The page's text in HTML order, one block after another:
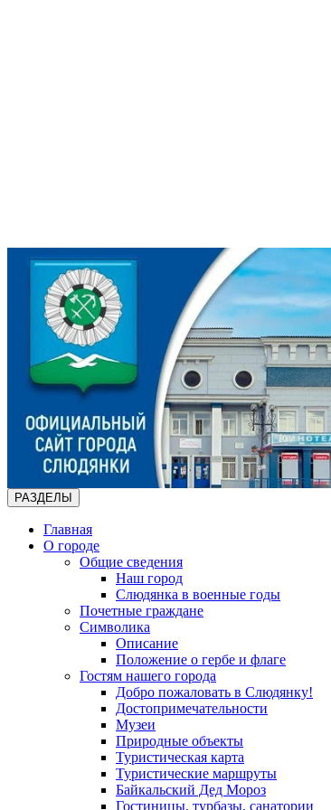
РАЗДЕЛЫ
Главная
О городе
Общие сведения
Наш город
Слюдянка в военные годы
Почетные граждане
Символика
Описание
Положение о гербе и флаге
Гостям нашего города
Добро пожаловать в Слюдянку!
Достопримечательности
Музеи
Природные объекты
Туристическая карта
Туристические маршруты
Байкальский Дед Мороз
Гостиницы, турбазы, санатории